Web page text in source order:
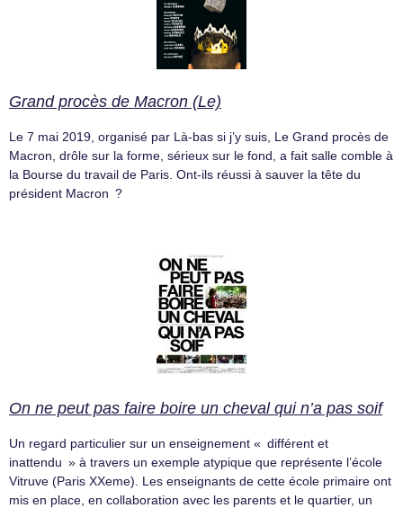
Grand procès de Macron (Le)
Le 7 mai 2019, organisé par Là-bas si j’y suis, Le Grand procès de
Macron, drôle sur la forme, sérieux sur le fond, a fait salle comble à
la Bourse du travail de Paris. Ont-ils réussi à sauver la tête du
président Macron ?
On ne peut pas faire boire un cheval qui n’a pas soif
Un regard particulier sur un enseignement « différent et
inattendu » à travers un exemple atypique que représente l’école
Vitruve (Paris XXeme). Les enseignants de cette école primaire ont
mis en place, en collaboration avec les parents et le quartier, un